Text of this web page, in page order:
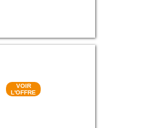
VOIR
L'OFFRE